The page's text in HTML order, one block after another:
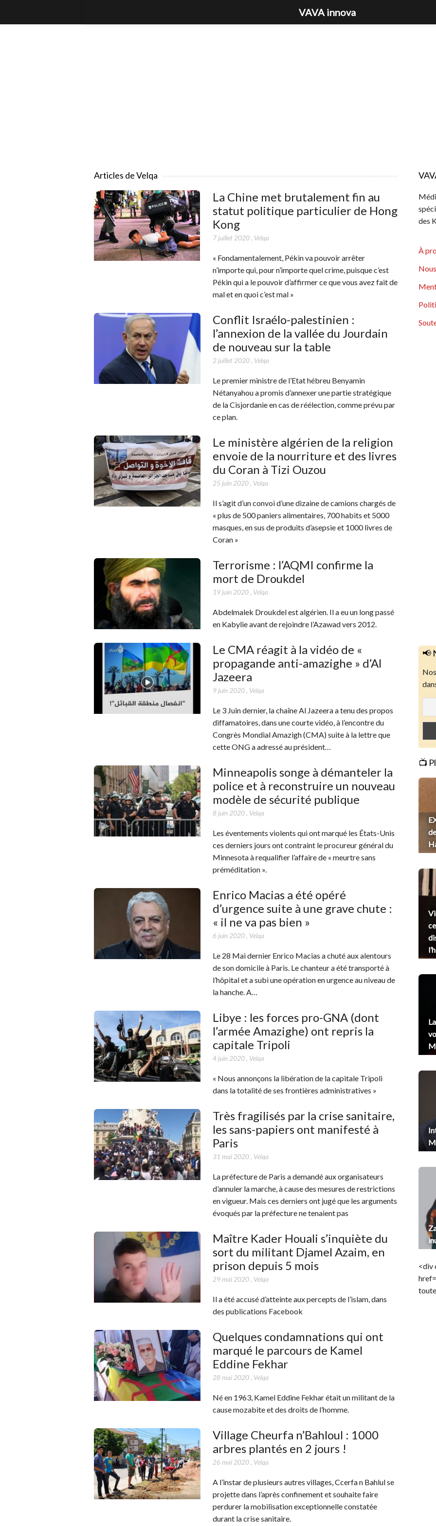
Articles de Velqa
La Chine met brutalement fin au
statut politique particulier de Hong
Kong
7 juillet 2020, Velqa
« Fondamentalement, Pékin va pouvoir arrêter
n’importe qui, pour n’importe quel crime, puisque c’est
Pékin qui a le pouvoir d’affirmer ce que vous avez fait de
mal et en quoi c’est mal »
Conflit Israélo-palestinien :
l’annexion de la vallée du Jourdain
de nouveau sur la table
2 juillet 2020, Velqa
Le premier ministre de l’Etat hébreu Benyamin
Nétanyahou a promis d’annexer une partie stratégique
de la Cisjordanie en cas de réélection, comme prévu par
ce plan.
Le ministère algérien de la religion
envoie de la nourriture et des livres
du Coran à Tizi Ouzou
25 juin 2020, Velqa
Il s’agit d’un convoi d’une dizaine de camions chargés de
« plus de 500 paniers alimentaires, 700 habits et 5000
masques, en sus de produits d’asepsie et 1000 livres de
Coran »
Terrorisme : l’AQMI confirme la
mort de Droukdel
19 juin 2020, Velqa
Abdelmalek Droukdel est algérien. Il a eu un long passé
en Kabylie avant de rejoindre l’Azawad vers 2012.
Le CMA réagit à la vidéo de «
propagande anti-amazighe » d’Al
Jazeera
9 juin 2020, Velqa
Le 3 Juin dernier, la chaîne Al Jazeera a tenu des propos
diffamatoires, dans une courte vidéo, à l’encontre du
Congrès Mondial Amazigh (CMA) suite à la lettre que
cette ONG a adressé au président…
Minneapolis songe à démanteler la
police et à reconstruire un nouveau
modèle de sécurité publique
8 juin 2020, Velqa
Les éventements violents qui ont marqué les États-Unis
ces derniers jours ont contraint le procureur général du
Minnesota à requalifier l’affaire de « meurtre sans
préméditation ».
Enrico Macias a été opéré
d’urgence suite à une grave chute :
« il ne va pas bien »
6 juin 2020, Velqa
Le 28 Mai dernier Enrico Macias a chuté aux alentours
de son domicile à Paris. Le chanteur a été transporté à
l’hôpital et a subi une opération en urgence au niveau de
la hanche. A…
Libye : les forces pro-GNA (dont
l’armée Amazighe) ont repris la
capitale Tripoli
4 juin 2020, Velqa
« Nous annonçons la libération de la capitale Tripoli
dans la totalité de ses frontières administratives »
Très fragilisés par la crise sanitaire,
les sans-papiers ont manifesté à
Paris
31 mai 2020, Velqa
La préfecture de Paris a demandé aux organisateurs
d’annuler la marche, à cause des mesures de restrictions
en vigueur. Mais ces derniers ont jugé que les arguments
évoqués par la préfecture ne tenaient pas
Maître Kader Houali s’inquiète du
sort du militant Djamel Azaim, en
prison depuis 5 mois
29 mai 2020, Velqa
Il a été accusé d’atteinte aux percepts de l’islam, dans
des publications Facebook
Quelques condamnations qui ont
marqué le parcours de Kamel
Eddine Fekhar
28 mai 2020, Velqa
Né en 1963, Kamel Eddine Fekhar était un militant de la
cause mozabite et des droits de l’homme.
Village Cheurfa n’Bahloul : 1000
arbres plantés en 2 jours !
26 mai 2020, Velqa
A l’instar de plusieurs autres villages, Ccerfa n Bahlul se
projette dans l’après confinement et souhaite faire
perdurer la mobilisation exceptionnelle constatée
durant la crise sanitaire.
des
À
📢
📺
<div
VAVA innova